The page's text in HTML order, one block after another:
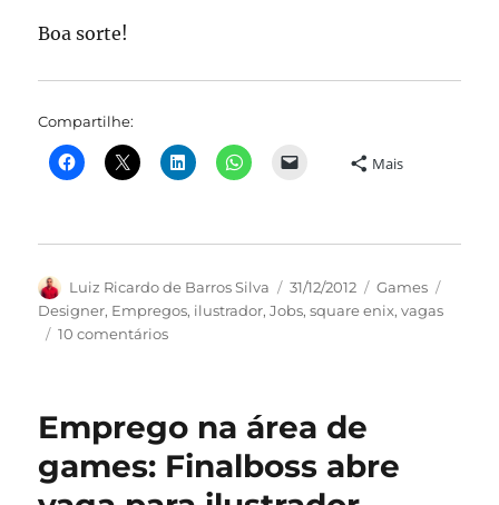
Boa sorte!
Compartilhe:
Mais
Autor
Luiz Ricardo de Barros Silva
Publicado
em
31/12/2012 Categorias
Games
Designer, Empregos, ilustrador,Jobs,square enix,vagas
10 comentáriosem
contrata
Designer
Gráfico
/
Emprego na área de
games: Finalboss abre